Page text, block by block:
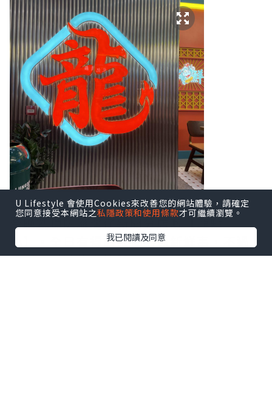
難得疫情舒緩，可以同朋友出嚟飲下茶，
今晚就揀咗喺灣仔新開分店嘅【龍點
心】。全日有得飲茶都唔係新鮮事，不過
見到佢哋裝修走懷舊復古風格，再配合一
U Lifestyle 會使用Cookies來改善您的網站體驗，請確定
您同意接受本網站之私隱政策和使用條款才可繼續瀏覽。
我已閱讀及同意